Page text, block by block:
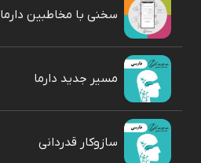
سخنی با مخاطبین دارما
مسیر جدید دارما
سازوکار قدردانی